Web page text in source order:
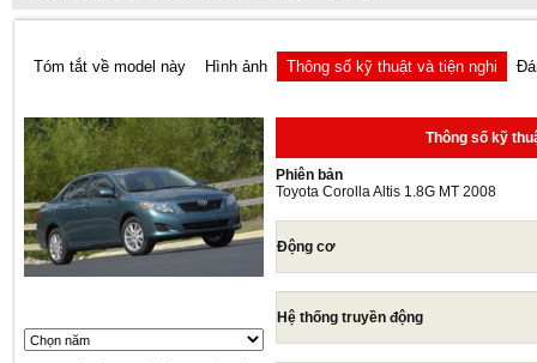
Tóm tắt về model này Hình ảnh Thông số kỹ thuật và tiện nghi
Thông số kỹ
Phiên bản
Toyota Corolla Altis 1.8G MT 2008
Động cơ
Hệ thống truyền động